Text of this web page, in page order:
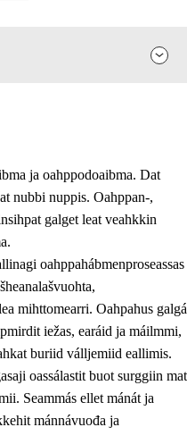
ja oahppahábmen
ja oahppodoaibma. Dat
nubbi nuppis. Oahppan-,
galget leat veahkkin
oahppahábmenproseassas
mihttomearri. Oahpahus galgá
iežas, earáid ja máilmmi,
buriid válljemiid eallimis.
oassálastit buot surggiin mat
Seammás ellet mánát ja
mánnávuođa ja